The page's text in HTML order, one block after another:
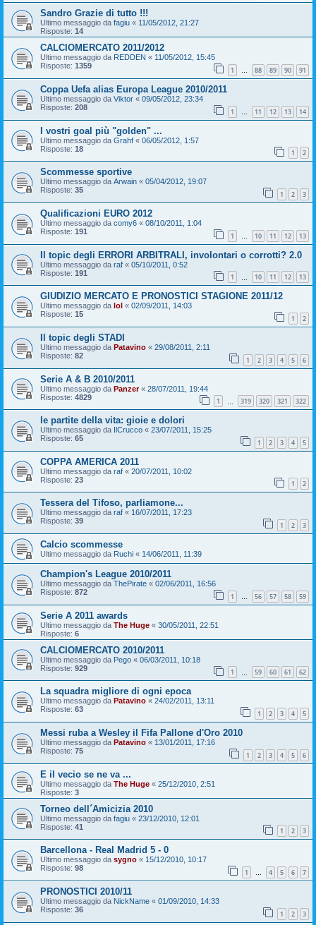
Sandro Grazie di tutto !!!
Ultimo messaggio da fagiu « 11/05/2012, 21:27
Risposte: 14
CALCIOMERCATO 2011/2012
Ultimo messaggio da REDDEN « 11/05/2012, 15:45
Risposte: 1359 1 … 88 89 90 91
Coppa Uefa alias Europa League 2010/2011
Ultimo messaggio da Viktor « 09/05/2012, 23:34
Risposte: 208 1 … 11 12 13 14
I vostri goal più "golden" ...
Ultimo messaggio da Grahf « 06/05/2012, 1:57
Risposte: 18 1 2
Scommesse sportive
Ultimo messaggio da Arwain « 05/04/2012, 19:07
Risposte: 35 1 2 3
Qualificazioni EURO 2012
Ultimo messaggio da comy6 « 08/10/2011, 1:04
Risposte: 191 1 … 10 11 12 13
Il topic degli ERRORI ARBITRALI, involontari o corrotti? 2.0
Ultimo messaggio da raf « 05/10/2011, 0:52
Risposte: 191 1 10 11 12 13
GIUDIZIO MERCATO E PRONOSTICI STAGIONE 2011/12
Ultimo messaggio da lol « 02/09/2011, 14:03
Risposte: 15 1 2
Il topic degli STADI
Ultimo messaggio da Patavino « 29/08/2011, 2:11
Risposte: 82 1 2 3 4 5 6
Serie A & B 2010/2011
Ultimo messaggio da Panzer« 28/07/2011, 19:44
Risposte: 4829 1 319 320 321 322
le partite della vita: gioie e dolori
Ultimo messaggio da IlCrucco « 23/07/2011, 15:25
Risposte: 65 1 2 3 4 5
COPPA AMERICA 2011
Ultimo messaggio da raf « 20/07/2011, 10:02
Risposte: 23 1 2
Tessera del Tifoso, parliamone...
Ultimo messaggio da raf « 16/07/2011, 17:23
Risposte: 39 1 2 3
Calcio scommesse
Ultimo messaggio da Ruchi « 14/06/2011, 11:39
Champion's League 2010/2011
Ultimo messaggio da ThePirate « 02/06/2011, 16:56
Risposte: 872 1 … 56 57 58 59
Serie A 2011 awards
Ultimo messaggio da The Huge « 30/05/2011, 22:51
Risposte: 6
CALCIOMERCATO 2010/2011
Ultimo messaggio da Pego « 06/03/2011, 10:18
Risposte: 929 1 59 60 61 62
La squadra migliore di ogni epoca
Ultimo messaggio da Patavino « 24/02/2011, 13:11
Risposte: 63 1 2 3 4 5
Messi ruba a Wesley il Fifa Pallone d'Oro 2010
Ultimo messaggio da Patavino « 13/01/2011, 17:16
Risposte: 75 1 2 3 4 5 6
E il vecio se ne va ...
Ultimo messaggio da The Huge « 25/12/2010, 2:51
Risposte: 3
Torneo dell´Amicizia 2010
Ultimo messaggio da fagiu « 23/12/2010, 12:01
Risposte: 41 1 2 3
Barcellona - Real Madrid 5 - 0
Ultimo messaggio da sygno « 15/12/2010, 10:17
Risposte: 98 1 … 4 5 6 7
PRONOSTICI 2010/11
Ultimo messaggio da NickName « 01/09/2010, 14:33
Risposte: 36 1 2 3